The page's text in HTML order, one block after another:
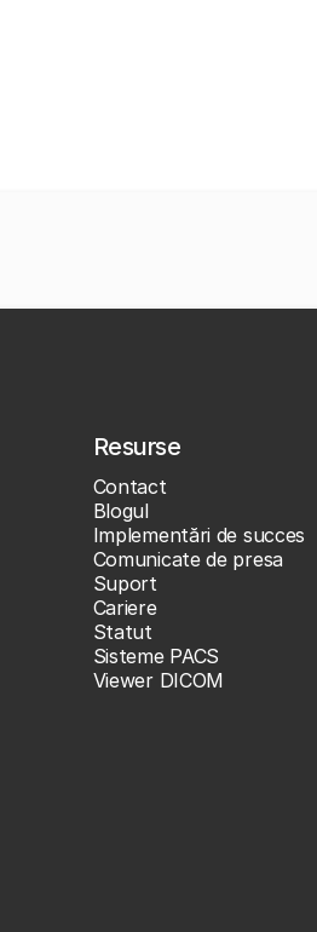
Resurse
Contact
Blogul
Implementări de succes
Comunicate de presa
Suport
Cariere
Statut
Sisteme PACS
Viewer DICOM